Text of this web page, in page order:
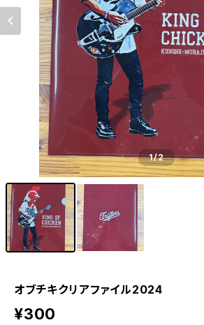
1/2
オブチキクリアファイル2024
¥300